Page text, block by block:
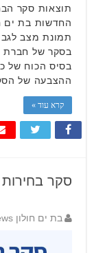
תוצאות סקר
תמונת מצב
בסקר של חברת
בסיס הכוח של
ההצבעה של
קרא עוד »
סקר
בת ים חולון News